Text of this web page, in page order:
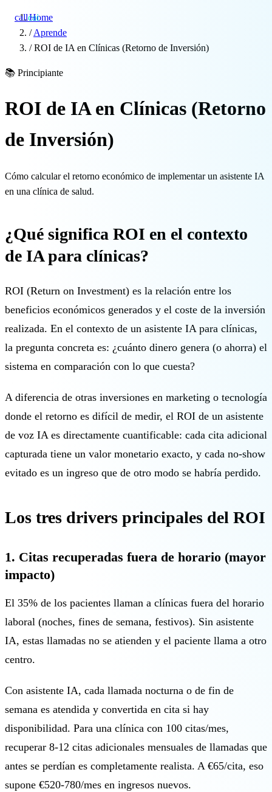
callcai
Precios
Integraciones
Home
/ Aprende
/ ROI de IA en Clínicas (Retorno de Inversión)
📚 Principiante
ROI de IA en Clínicas (Retorno
de Inversión)
Cómo calcular el retorno económico de implementar un asistente IA
en una clínica de salud.
¿Qué significa ROI en el contexto
de IA para clínicas?
ROI (Return on Investment) es la relación entre los
beneficios económicos generados y el coste de la inversión
realizada. En el contexto de un asistente IA para clínicas,
la pregunta concreta es: ¿cuánto dinero genera (o ahorra) el
sistema en comparación con lo que cuesta?
A diferencia de otras inversiones en marketing o tecnología
donde el retorno es difícil de medir, el ROI de un asistente
de voz IA es directamente cuantificable: cada cita adicional
capturada tiene un valor monetario exacto, y cada no-show
evitado es un ingreso que de otro modo se habría perdido.
Los tres drivers principales del ROI
1. Citas recuperadas fuera de horario (mayor
impacto)
El 35% de los pacientes llaman a clínicas fuera del horario
laboral (noches, fines de semana, festivos). Sin asistente
IA, estas llamadas no se atienden y el paciente llama a otro
centro.
Con asistente IA, cada llamada nocturna o de fin de
semana es atendida y convertida en cita si hay
disponibilidad. Para una clínica con 100 citas/mes,
recuperar 8-12 citas adicionales mensuales de llamadas que
antes se perdían es completamente realista. A €65/cita, eso
supone €520-780/mes en ingresos nuevos.